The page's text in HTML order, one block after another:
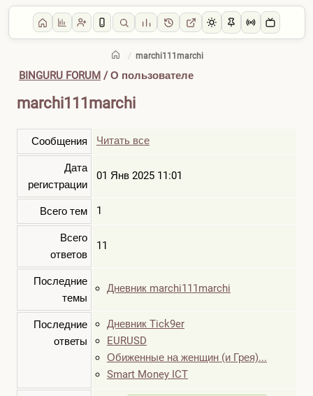
/ marchi111marchi
BINGURU FORUM / О пользователе
marchi111marchi
Сообщения Читать все
Дата
регистрации
01 Янв 2025 11:01
Всего тем 1
Всего
ответов
11
Последние
темы
Дневник marchi111marchi
Последние
ответы
Дневник Tick9er
EURUSD
Обиженные на женщин (и Грея)...
Smart Money ICT